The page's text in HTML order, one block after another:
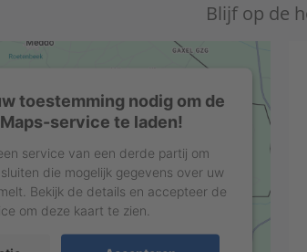
Blijf op de
toestemming nodig om de
service te laden!
service van een derde partij om
die mogelijk gegevens over uw
Bekijk de details en accepteer de
om deze kaart te zien.